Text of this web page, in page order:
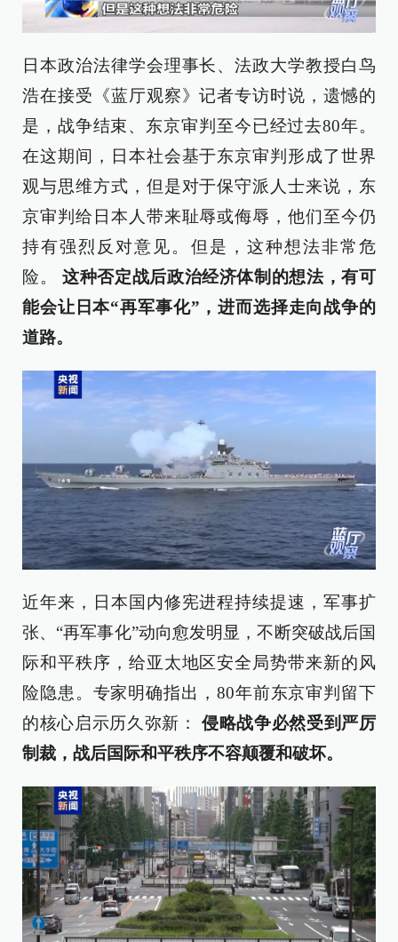
日本政治法律学会理事长、法政大学教授白鸟
浩在接受《蓝厅观察》记者专访时说，遗憾的
是，战争结束、东京审判至今已经过去80年。
在这期间，日本社会基于东京审判形成了世界
观与思维方式，但是对于保守派人士来说，东
京审判给日本人带来耻辱或侮辱，他们至今仍
持有强烈反对意见。但是，这种想法非常危
险。
这种否定战后政治经济体制的想法，有可
能会让日本“再军事化”，进而选择走向战争的
道路。
近年来，日本国内修宪进程持续提速，军事扩
张、“再军事化”动向愈发明显，不断突破战后国
际和平秩序，给亚太地区安全局势带来新的风
险隐患。专家明确指出，80年前东京审判留下
的核心启示历久弥新：
侵略战争必然受到严厉
制裁，战后国际和平秩序不容颠覆和破坏。